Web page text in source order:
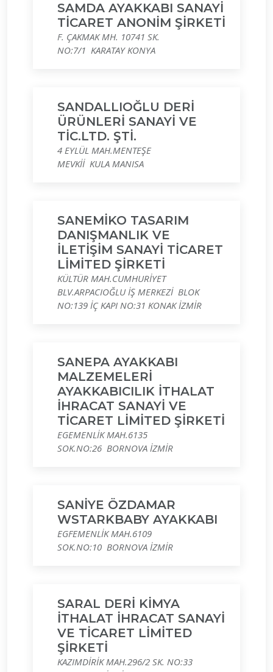
SAMDA AYAKKABI SANAYİ
TİCARET ANONİM ŞİRKETİ
F. ÇAKMAK MH. 10741 SK.
NO:7/1 KARATAY KONYA
SANDALLIOĞLU DERİ
ÜRÜNLERİ SANAYİ VE
TİC.LTD. ŞTİ.
4 EYLÜL MAH.MENTEŞE
MEVKİİ KULA MANISA
SANEMİKO TASARIM
DANIŞMANLIK VE
İLETİŞİM SANAYİ TİCARET
LİMİTED ŞİRKETİ
KÜLTÜR MAH.CUMHURİYET
BLV.ARPACIOĞLU İŞ MERKEZİ BLOK
NO:139 İÇ KAPI NO:31 KONAK İZMİR
SANEPA AYAKKABI
MALZEMELERİ
AYAKKABICILIK İTHALAT
İHRACAT SANAYİ VE
TİCARET LİMİTED ŞİRKETİ
EGEMENLİK MAH.6135
SOK.NO:26 BORNOVA İZMİR
SANİYE ÖZDAMAR
WSTARKBABY AYAKKABI
EGFEMENLİK MAH.6109
SOK.NO:10 BORNOVA İZMİR
SARAL DERİ KİMYA
İTHALAT İHRACAT SANAYİ
VE TİCARET LİMİTED
ŞİRKETİ
KAZIMDİRİK MAH.296/2 SK. NO:33